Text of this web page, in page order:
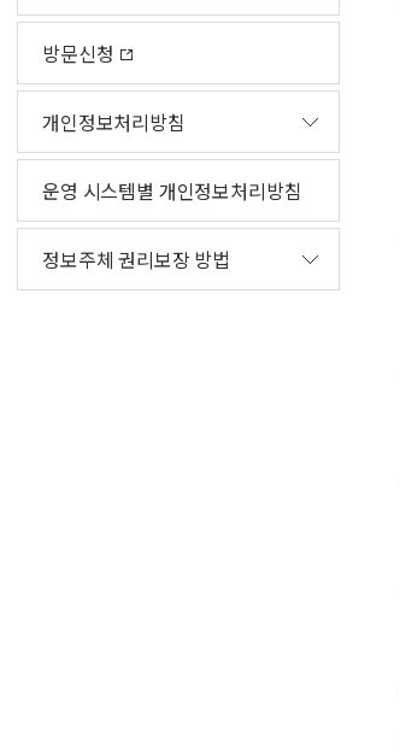
방문신청
개인정보처리방침
운영 시스템별 개인정보처리방침
정보주체 권리보장 방법